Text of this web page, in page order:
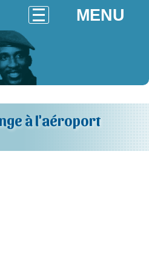
MENU
à l'aéroport